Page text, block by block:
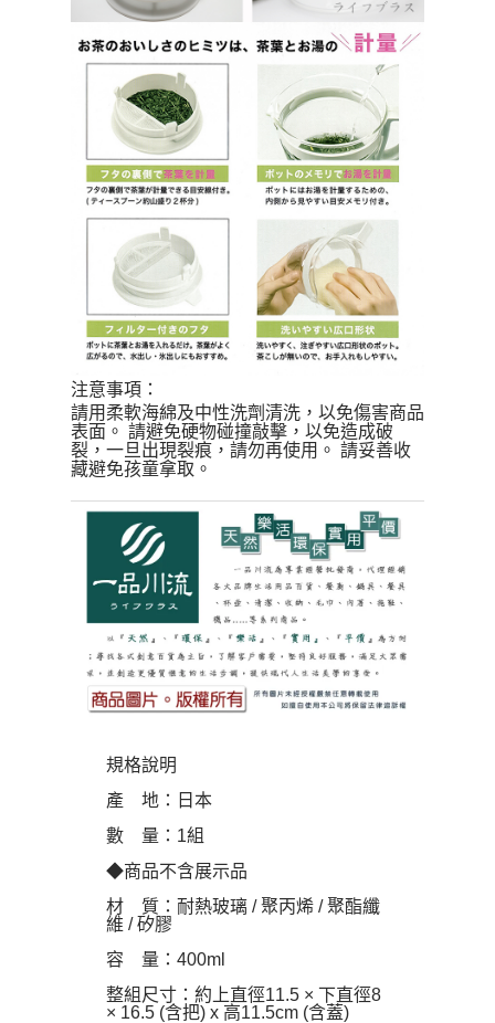
注意事項：
請用柔軟海綿及中性洗劑清洗，以免傷害商品
表面。 請避免硬物碰撞敲擊，以免造成破
裂，一旦出現裂痕，請勿再使用。 請妥善收
藏避免孩童拿取。
規格說明
產 地：日本
數 量：1組
◆商品不含展示品
材 質：耐熱玻璃 / 聚丙烯 / 聚酯纖
維 / 矽膠
容 量：400ml
整組尺寸：約上直徑11.5 × 下直徑8
× 16.5 (含把) x 高11.5cm (含蓋)